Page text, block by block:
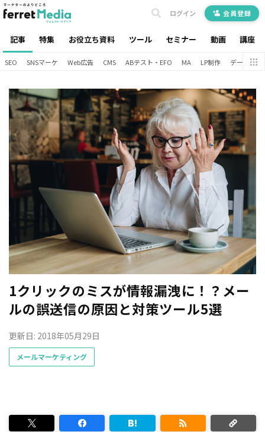
記事 特集 お役立ち資料 ツール セミナー 動画 講座
ログイン 会員登録
SEO SNSマーケ Web広告 CMS ABテスト・EFO MA LP制作 データ分析
1クリックのミスが情報漏洩に！？メー
ルの誤送信の原因と対策ツール5選
更新日: 2018年05月29日
メールマーケティング